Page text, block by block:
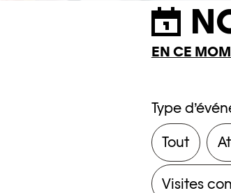
EN CE
Type
Tout
Visites